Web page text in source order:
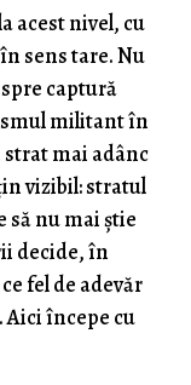
acest nivel, cu
sens tare. Nu
captură
militant în
mai adânc
vizibil: stratul
să nu mai știe
decide, în
fel de adevăr
Aici începe cu